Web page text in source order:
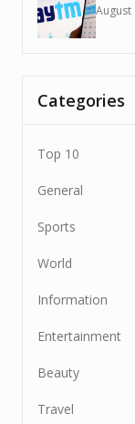
August
Categories
Top 10
General
Sports
World
Information
Entertainment
Beauty
Travel